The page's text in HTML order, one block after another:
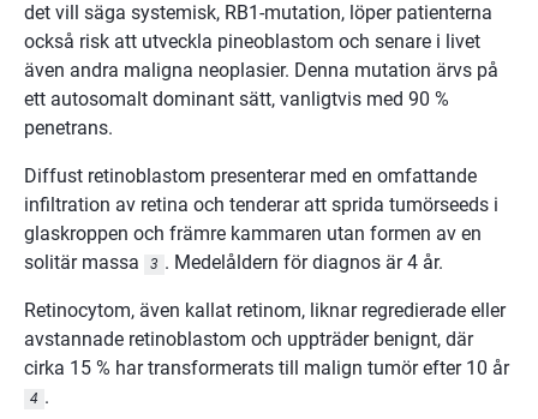
det vill säga systemisk, RB1-mutation, löper patienterna
också risk att utveckla pineoblastom och senare i livet
även andra maligna neoplasier. Denna mutation ärvs på
ett autosomalt dominant sätt, vanligtvis med 90 %
penetrans.
Diffust retinoblastom presenterar med en omfattande
infiltration av retina och tenderar att sprida tumörseeds i
glaskroppen och främre kammaren utan formen av en
solitär massa
3 . Medelåldern för diagnos är 4 år.
Retinocytom, även kallat retinom, liknar regredierade eller
avstannade retinoblastom och uppträder benignt, där
cirka 15 % har transformerats till malign tumör efter 10 år
4 .